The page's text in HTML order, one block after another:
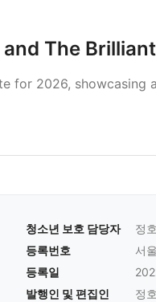
The
for 2026,
청소년 보호 담당자
정
등록번호
서
등록일
발행인 및 편집인
정